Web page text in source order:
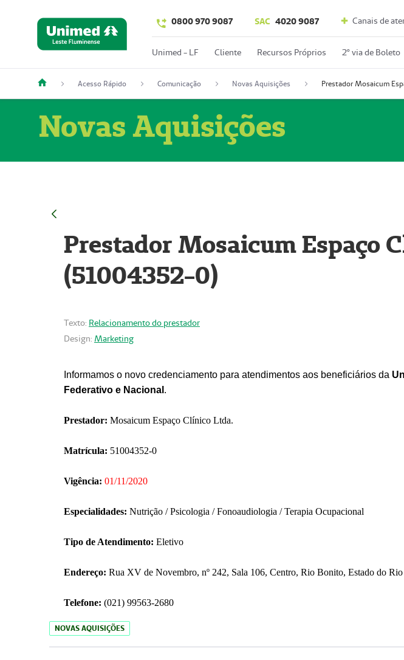
0800 970 9087 SAC 4020 9087 Canais de
Unimed - LF Cliente Recursos Próprios 2º via de Boleto
Acesso Rápido Comunicação Novas Aquisições
Novas Aquisições
Prestador Mosaicum Espaço
(51004352-0)
Texto: Relacionamento do prestador
Design: Marketing
Informamos o novo credenciamento para atendimentos aos beneficiários da
Federativo e Nacional .
Prestador: Mosaicum Espaço Clínico Ltda.
Matrícula: 51004352-0
Vigência: 01/11/2020
Especialidades: Nutrição / Psicologia / Fonoaudiologia / Terapia Ocupacional
Tipo de Atendimento: Eletivo
Endereço: Rua XV de Novembro, nº 242, Sala 106, Centro, Rio Bonito, Estado do
Telefone: (021) 99563-2680
NOVAS AQUISIÇÕES